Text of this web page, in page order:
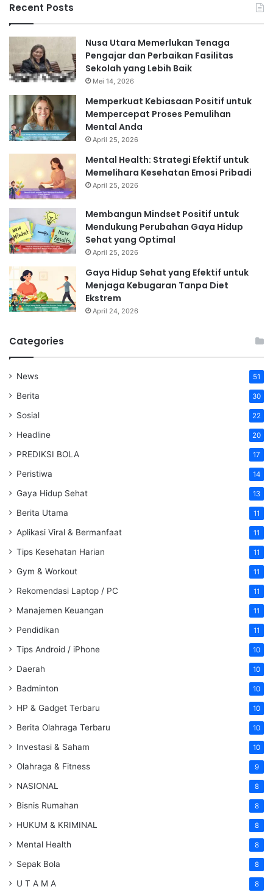
Recent Posts
Nusa Utara Memerlukan Tenaga
Pengajar dan Perbaikan Fasilitas
Sekolah yang Lebih Baik
Mei 14, 2026
Memperkuat Kebiasaan Positif untuk
Mempercepat Proses Pemulihan
Mental Anda
April 25, 2026
Mental Health: Strategi Efektif untuk
Memelihara Kesehatan Emosi Pribadi
April 25, 2026
Membangun Mindset Positif untuk
Mendukung Perubahan Gaya Hidup
Sehat yang Optimal
April 25, 2026
Gaya Hidup Sehat yang Efektif untuk
Menjaga Kebugaran Tanpa Diet
Ekstrem
April 24, 2026
Categories
News 51
Berita 30
Sosial 22
Headline 20
PREDIKSI BOLA 17
Peristiwa 14
Gaya Hidup Sehat 13
Berita Utama 11
Aplikasi Viral & Bermanfaat 11
Tips Kesehatan Harian 11
Gym & Workout 11
Rekomendasi Laptop / PC 11
Manajemen Keuangan 11
Pendidikan 11
Tips Android / iPhone 10
Daerah 10
Badminton 10
HP & Gadget Terbaru 10
Berita Olahraga Terbaru 10
Investasi & Saham 10
Olahraga & Fitness 9
NASIONAL 8
Bisnis Rumahan 8
HUKUM & KRIMINAL 8
Mental Health 8
Sepak Bola 8
U T A M A 8